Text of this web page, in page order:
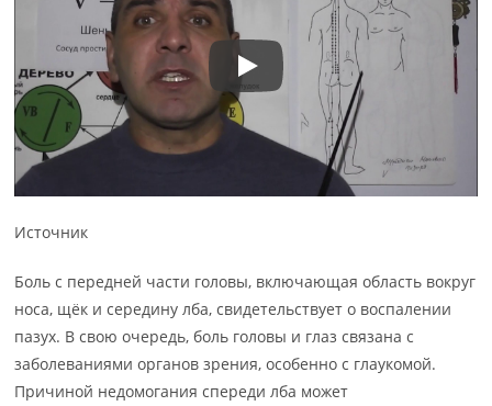
Источник
Боль с передней части головы, включающая область вокруг
носа, щёк и середину лба, свидетельствует о воспалении
пазух. В свою очередь, боль головы и глаз связана с
заболеваниями органов зрения, особенно с глаукомой.
Причиной недомогания спереди лба может